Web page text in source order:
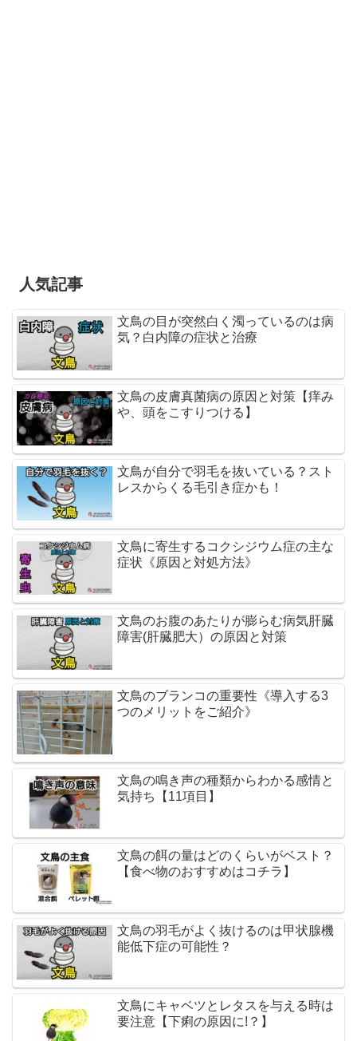
人気記事
文鳥の目が突然白く濁っているのは病
気？白内障の症状と治療
文鳥の皮膚真菌病の原因と対策【痒み
や、頭をこすりつける】
文鳥が自分で羽毛を抜いている？スト
レスからくる毛引き症かも！
文鳥に寄生するコクシジウム症の主な
症状《原因と対処方法》
文鳥のお腹のあたりが膨らむ病気肝臓
障害(肝臓肥大）の原因と対策
文鳥のブランコの重要性《導入する3
つのメリットをご紹介》
文鳥の鳴き声の種類からわかる感情と
気持ち【11項目】
文鳥の餌の量はどのくらいがベスト？
【食べ物のおすすめはコチラ】
文鳥の羽毛がよく抜けるのは甲状腺機
能低下症の可能性？
文鳥にキャベツとレタスを与える時は
要注意【下痢の原因に!？】